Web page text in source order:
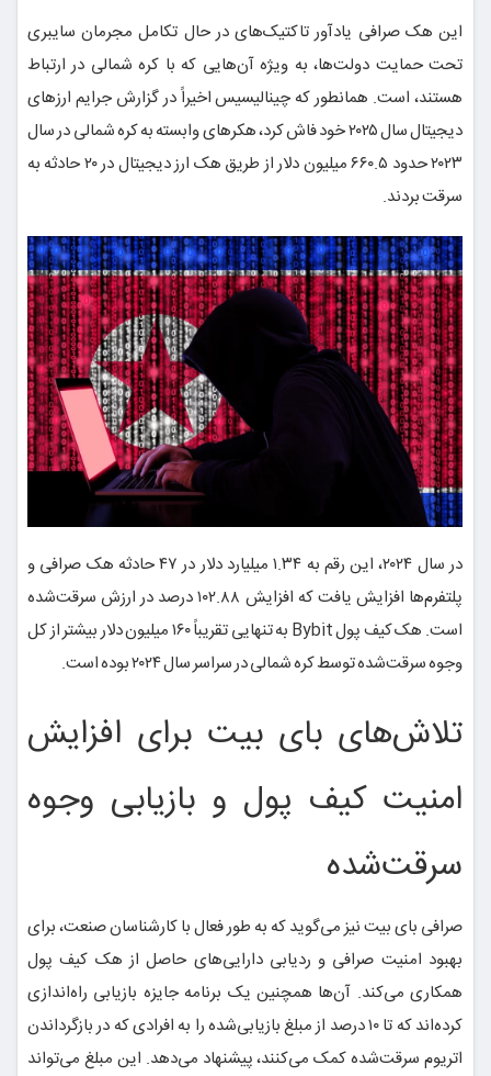
این هک صرافی یادآور تاکتیک‌های در حال تکامل مجرمان سایبری
تحت حمایت دولت‌ها، به ویژه آن‌هایی که با کره شمالی در ارتباط
هستند، است. همانطور که چینالیسیس اخیراً در گزارش جرایم ارزهای
دیجیتال سال ۲۰۲۵ خود فاش کرد، هکرهای وابسته به کره شمالی در سال
۲۰۲۳ حدود ۶۶۰.۵ میلیون دلار از طریق هک ارز دیجیتال در ۲۰ حادثه به
سرقت بردند.
در سال ۲۰۲۴، این رقم به ۱.۳۴ میلیارد دلار در ۴۷ حادثه هک صرافی و
پلتفرم‌ها افزایش یافت که افزایش ۱۰۲.۸۸ درصد در ارزش سرقت‌شده
است. هک کیف پول Bybit به تنهایی تقریباً ۱۶۰ میلیون دلار بیشتر از کل
وجوه سرقت‌شده توسط کره شمالی در سراسر سال ۲۰۲۴ بوده است.
تلاش‌های بای بیت برای افزایش
امنیت کیف پول و بازیابی وجوه
سرقت‌شده
صرافی بای بیت نیز می‌گوید که به طور فعال با کارشناسان صنعت، برای
بهبود امنیت صرافی و ردیابی دارایی‌های حاصل از هک کیف پول
همکاری می‌کند. آن‌ها همچنین یک برنامه جایزه بازیابی راه‌اندازی
کرده‌اند که تا ۱۰ درصد از مبلغ بازیابی‌شده را به افرادی که در بازگرداندن
اتریوم سرقت‌شده کمک می‌کنند، پیشنهاد می‌دهد. این مبلغ می‌تواند